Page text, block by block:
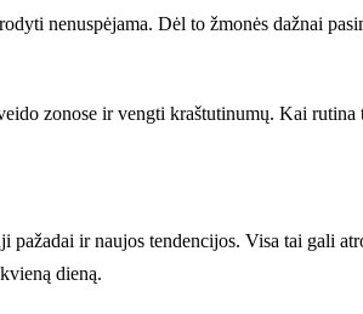
nenuspėjama. Dėl to žmonės dažnai
zonose ir vengti kraštutinumų. Kai rutina
ir naujos tendencijos. Visa tai gali
dieną.